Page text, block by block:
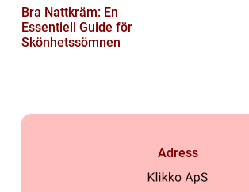
Bra Nattkräm: En
Essentiell Guide för
Skönhetssömnen
Adress